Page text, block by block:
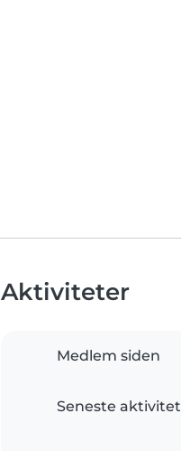
Aktiviteter
Medlem siden
Seneste aktivitet